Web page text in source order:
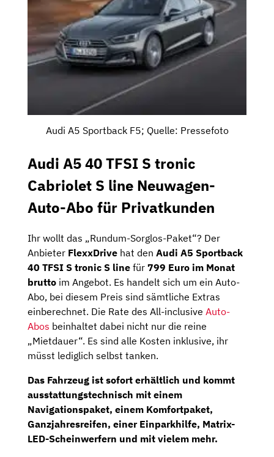
Audi A5 Sportback F5; Quelle: Pressefoto
Audi A5 40 TFSI S tronic
Cabriolet S line Neuwagen-
Auto-Abo für Privatkunden
Ihr wollt das „Rundum-Sorglos-Paket“? Der
Anbieter FlexxDrive hat den Audi A5 Sportback
40 TFSI S tronic S line für 799 Euro im Monat
brutto im Angebot. Es handelt sich um ein Auto-
Abo, bei diesem Preis sind sämtliche Extras
einberechnet. Die Rate des All-inclusive Auto-
Abos beinhaltet dabei nicht nur die reine
„Mietdauer“. Es sind alle Kosten inklusive, ihr
müsst lediglich selbst tanken.
Das Fahrzeug ist sofort erhältlich und kommt
ausstattungstechnisch mit einem
Navigationspaket, einem Komfortpaket,
Ganzjahresreifen, einer Einparkhilfe, Matrix-
LED-Scheinwerfern und mit vielem mehr.